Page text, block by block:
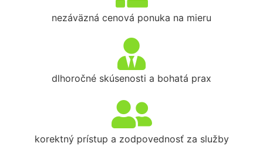
nezáväzná cenová ponuka na mieru
dlhoročné skúsenosti a bohatá prax
korektný prístup a zodpovednosť za služby